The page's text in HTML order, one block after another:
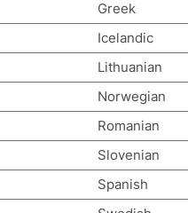
Greek
Icelandic
Lithuanian
Norwegian
Romanian
Slovenian
Spanish